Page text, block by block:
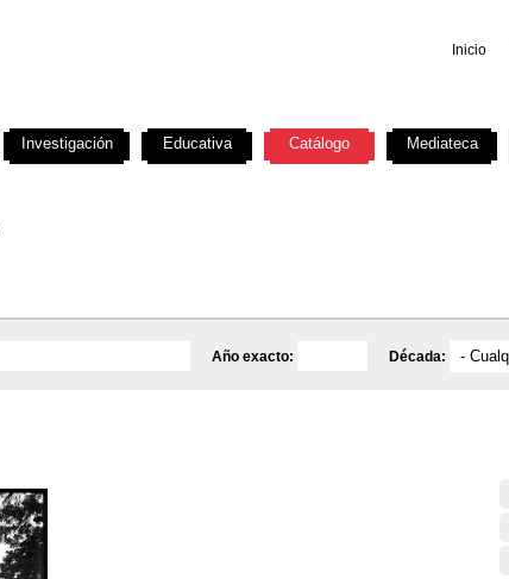
Inicio
Año exacto: Década:
Investigación Educativa Catálogo Mediateca